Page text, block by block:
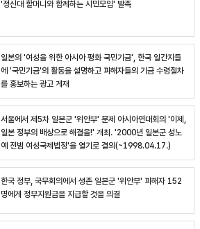
'정신대 할머니와 함께하는 시민모임' 발족
일본의 '여성을 위한 아시아 평화 국민기금', 한국 일간지들
에 '국민기금'의 활동을 설명하고 피해자들의 기금 수령절차
를 홍보하는 광고 게재
서울에서 제5차 일본군 '위안부' 문제 아시아연대회의 '이제,
일본 정부의 배상으로 해결을!' 개최. '2000년 일본군 성노
예 전범 여성국제법정'을 열기로 결의(~1998.04.17.)
한국 정부, 국무회의에서 생존 일본군 '위안부' 피해자 152
명에게 정부지원금을 지급할 것을 의결